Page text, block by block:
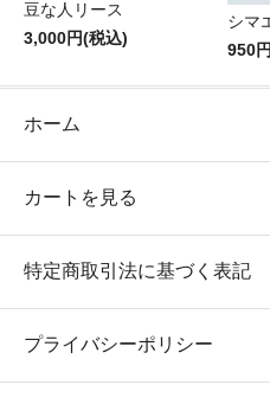
豆な人リース
3,000円(税込)
シマ
950
ホーム
カートを見る
特定商取引法に基づく表記
プライバシーポリシー